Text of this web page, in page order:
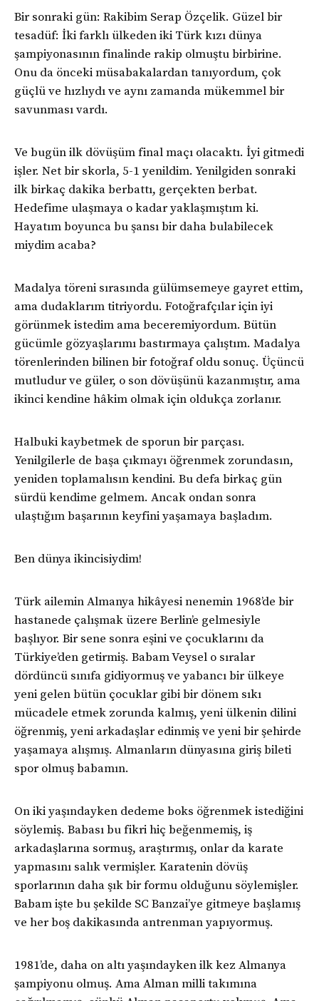
Bir sonraki gün: Rakibim Serap Özçelik. Güzel bir
tesadüf: İki farklı ülkeden iki Türk kızı dünya
şampiyonasının finalinde rakip olmuştu birbirine.
Onu da önceki müsabakalardan tanıyordum, çok
güçlü ve hızlıydı ve aynı zamanda mükemmel bir
savunması vardı.
Ve bugün ilk dövüşüm final maçı olacaktı. İyi gitmedi
işler. Net bir skorla, 5-1 yenildim. Yenilgiden sonraki
ilk birkaç dakika berbattı, gerçekten berbat.
Hedefime ulaşmaya o kadar yaklaşmıştım ki.
Hayatım boyunca bu şansı bir daha bulabilecek
miydim acaba?
Madalya töreni sırasında gülümsemeye gayret ettim,
ama dudaklarım titriyordu. Fotoğrafçılar için iyi
görünmek istedim ama beceremiyordum. Bütün
gücümle gözyaşlarımı bastırmaya çalıştım. Madalya
törenlerinden bilinen bir fotoğraf oldu sonuç. Üçüncü
mutludur ve güler, o son dövüşünü kazanmıştır, ama
ikinci kendine hâkim olmak için oldukça zorlanır.
Halbuki kaybetmek de sporun bir parçası.
Yenilgilerle de başa çıkmayı öğrenmek zorundasın,
yeniden toplamalısın kendini. Bu defa birkaç gün
sürdü kendime gelmem. Ancak ondan sonra
ulaştığım başarının keyfini yaşamaya başladım.
Ben dünya ikincisiydim!
Türk ailemin Almanya hikâyesi nenemin 1968’de bir
hastanede çalışmak üzere Berlin’e gelmesiyle
başlıyor. Bir sene sonra eşini ve çocuklarını da
Türkiye’den getirmiş. Babam Veysel o sıralar
dördüncü sınıfa gidiyormuş ve yabancı bir ülkeye
yeni gelen bütün çocuklar gibi bir dönem sıkı
mücadele etmek zorunda kalmış, yeni ülkenin dilini
öğrenmiş, yeni arkadaşlar edinmiş ve yeni bir şehirde
yaşamaya alışmış. Almanların dünyasına giriş bileti
spor olmuş babamın.
On iki yaşındayken dedeme boks öğrenmek istediğini
söylemiş. Babası bu fikri hiç beğenmemiş, iş
arkadaşlarına sormuş, araştırmış, onlar da karate
yapmasını salık vermişler. Karatenin dövüş
sporlarının daha şık bir formu olduğunu söylemişler.
Babam işte bu şekilde SC Banzai’ye gitmeye başlamış
ve her boş dakikasında antrenman yapıyormuş.
1981’de, daha on altı yaşındayken ilk kez Almanya
şampiyonu olmuş. Ama Alman milli takımına